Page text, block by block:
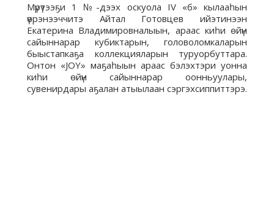
Мүрүтээҕи 1 №-дээх оскуола IV «б» кылааһын
үөрэнээччитэ Айтал Готовцев ийэтинээн
Екатерина Владимировналыын, араас киһи өйүн
сайыннарар кубиктарын, головоломкаларын
быыстапкаҕа коллекцияларын туруорбуттара.
Онтон «JOY» маҕаһыын араас бэлэхтэри уонна
киһи өйүн сайыннарар оонньуулары,
сувенирдары аҕалан атыылаан сэргэхсиппиттэрэ.